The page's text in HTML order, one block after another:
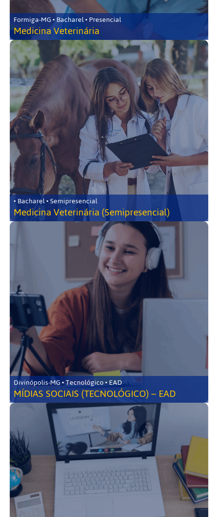
Formiga-MG • Bacharel • Presencial
Medicina Veterinária
• Bacharel • Semipresencial
Medicina Veterinária (Semipresencial)
Divinópolis-MG • Tecnológico • EAD
MÍDIAS SOCIAIS (TECNOLÓGICO) – EAD